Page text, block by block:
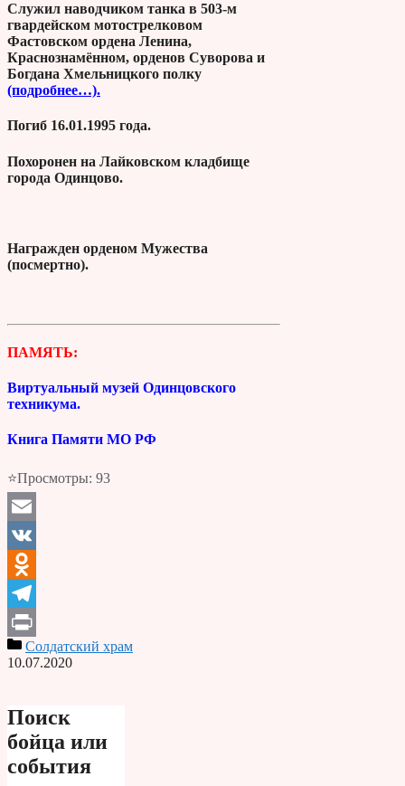
Служил наводчиком танка в 503-м
гвардейском мотострелковом
Фастовском ордена Ленина,
Краснознамённом, орденов Суворова и
Богдана Хмельницкого полку
(подробнее…).
Погиб 16.01.1995 года.
Похоронен на Лайковском кладбище
города Одинцово.
Награжден орденом Мужества
(посмертно).
ПАМЯТЬ:
Виртуальный музей Одинцовского
техникума.
Книга Памяти МО РФ
⭐Просмотры: 93
Email
VK
Odnoklassniki
Telegram
PrintСолдатский храм
10.07.2020
Поиск
бойца или
события